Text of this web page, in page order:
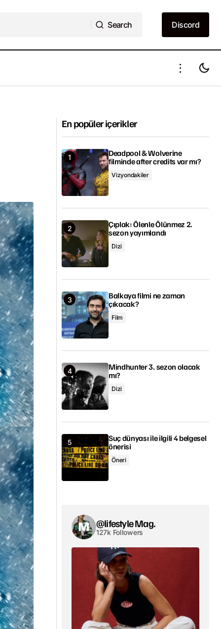
Search
Discord
Discord
En popüler içerikler
Deadpool & Wolverine
filminde after credits var mı?
Vizyondakiler
Çıplak: Ölenle Ölünmez 2.
sezon yayımlandı
Dizi
Balkaya filmi ne zaman
çıkacak?
Film
Mindhunter 3. sezon olacak
mı?
Dizi
Suç dünyası ile ilgili 4 belgesel
önerisi
Öneri
@lifestyle Mag.
127k Followers